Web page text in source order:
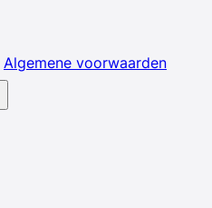
Algemene voorwaarden